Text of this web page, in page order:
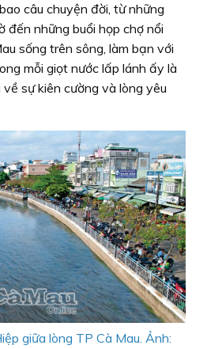
câu chuyện đời, từ những
đến những buổi họp chợ nổi
sống trên sông, làm bạn với
mỗi giọt nước lấp lánh ấy là
sự kiên cường và lòng yêu
giữa lòng TP Cà Mau. Ảnh: